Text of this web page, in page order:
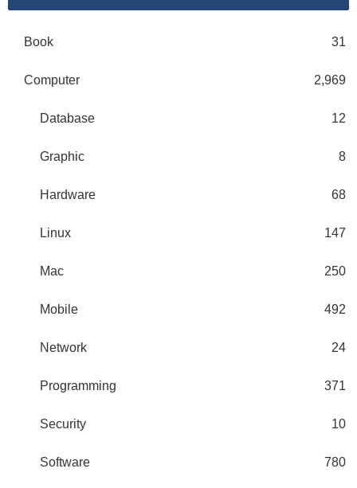
Book 31
Computer 2,969
Database 12
Graphic 8
Hardware 68
Linux 147
Mac 250
Mobile 492
Network 24
Programming 371
Security 10
Software 780